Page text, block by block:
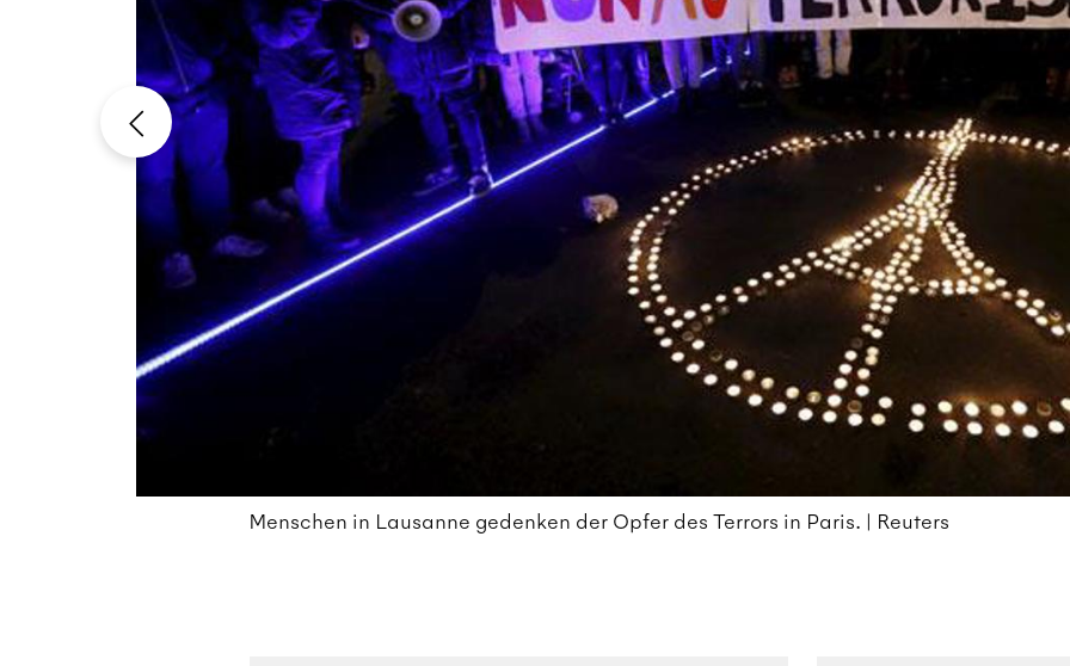
Menschen in Lausanne gedenken der Opfer des Terrors in Paris. | Reuters